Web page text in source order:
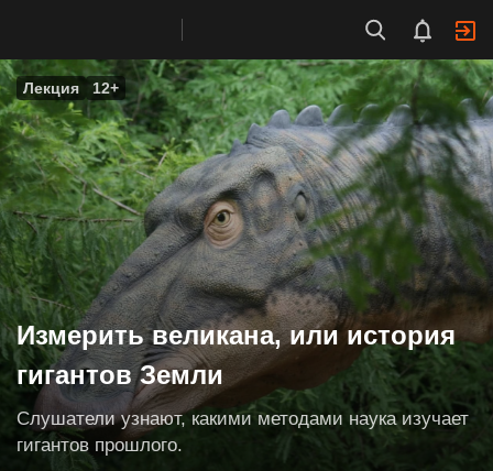
Лекция 12+
Измерить великана, или история
гигантов Земли
Слушатели узнают, какими методами наука изучает
гигантов прошлого.